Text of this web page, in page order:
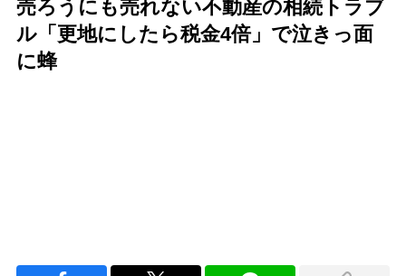
売ろうにも売れない不動産の相続トラブ
ル「更地にしたら税金4倍」で泣きっ面
に蜂